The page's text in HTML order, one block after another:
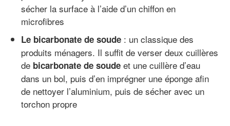
sécher la surface à l’aide d’un chiffon en
microfibres
Le bicarbonate de soude : un classique des
produits ménagers. Il suffit de verser deux cuillères
de bicarbonate de soude et une cuillère d’eau
dans un bol, puis d’en imprégner une éponge afin
de nettoyer l’aluminium, puis de sécher avec un
torchon propre